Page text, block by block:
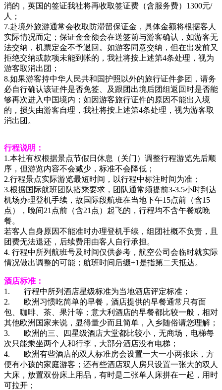
消的，英国的签证我社将再收取签证费（含服务费）1300元/
人；
7.赴境外旅游通常会收取防滞留保证金，具体金额将根据客人
实际情况而定；保证金金额会在送签前与游客确认，如游客无
法交纳，机票定金不予退回。如游客同意交纳，但在出发前又
拒绝交纳或款项未能到帐的，我社将按上述第4条处理，视为
游客取消出团；
8.如果游客持中华人民共和国护照以外的旅行证件参团，请务
必自行确认该证件是否免签、及跟团出境后团组返回时是否能
够再次进入中国境内；如因游客旅行证件的原因不能出入境
的，损失由游客自理，我社将按上述第4条处理，视为游客取
消出团。
行程说明：
1.本社有权根据景点节假日休息（关门）调整行程游览先后顺
序，但游览内容不会减少，标准不会降低；
2.行程景点实际游览最短时间，以行程中标注时间为准；
3.根据国际航班团队搭乘要求，团队通常须提前3-3.5小时到达
机场办理登机手续，故国际段航班在当地下午15点前（含15
点），晚间21点前（含21点）起飞的，行程均不含午餐或晚
餐。
若客人自身原因不能准时办理登机手续，组团社概不负责，且
团费无法退还，后续费用由客人自行承担。
4. 行程中所列航班号及时间仅供参考，航空公司会临时就实际
情况做出调整的可能；航班时间后缀+1是指第二天抵达。
酒店标准：
1. 行程中所列酒店星级标准为当地酒店评定标准；
2. 欧洲习惯吃简单的早餐，酒店提供的早餐通常只有面
包、咖啡、茶、果汁等；意大利酒店的早餐都比较一般，相对
其他欧洲国家来说，显得量少而且简单，入乡随俗请您理解；
3. 欧洲的三、四星级酒店大堂都比较小，无商场，电梯每
次只能乘坐两个人和行李，大部分酒店没有电梯；
4. 欧洲有些酒店的双人标准房会设置一大一小两张床，方
便有小孩的家庭游客；还有些酒店双人房只设置一张大的双人
大床，放置双份床上用品，有时是二张单人床拼在一起，用时
可拉开；